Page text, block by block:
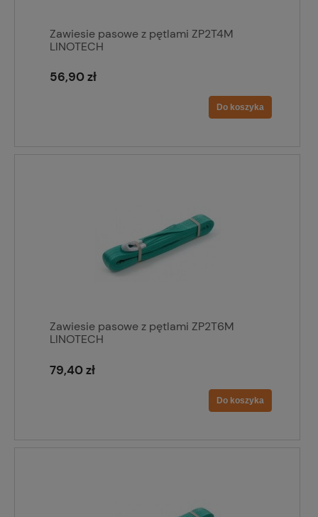
Zawiesie pasowe z pętlami ZP2T4M
LINOTECH
56,90 zł
Do koszyka
Zawiesie pasowe z pętlami ZP2T6M
LINOTECH
79,40 zł
Do koszyka